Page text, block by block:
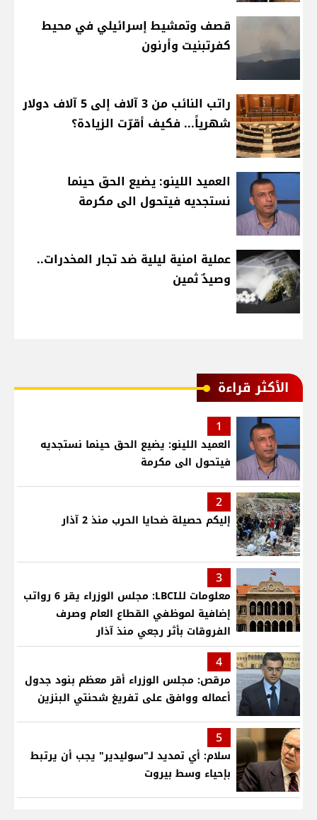
قصف وتمشيط إسرائيلي في محيط
كفرتبنيت وأرنون
راتب النائب من 3 آلاف إلى 5 آلاف دولار
شهرياً... فكيف أقرّت الزيادة؟
العميد اللينو: يضيع الحق حينما
نستجديه فيتحول الى مكرمة
عملية امنية ليلية ضد تجار المخدرات..
وصيدٌ ثمين
الأكثر قراءة
1
العميد اللينو: يضيع الحق حينما نستجديه
فيتحول الى مكرمة
2
إليكم حصيلة ضحايا الحرب منذ 2 آذار
3
معلومات للـLBCI: مجلس الوزراء يقر 6 رواتب
إضافية لموظفي القطاع العام وصرف
الفروقات بأثر رجعي منذ آذار
4
مرقص: مجلس الوزراء أقر معظم بنود جدول
أعماله ووافق على تفريغ شحنتي البنزين
5
سلام: أي تمديد لـ"سوليدير" يجب أن يرتبط
بإحياء وسط بيروت